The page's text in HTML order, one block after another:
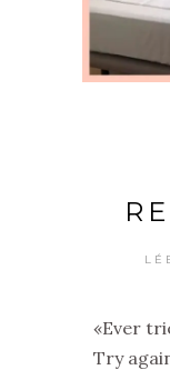
«Ever
Try